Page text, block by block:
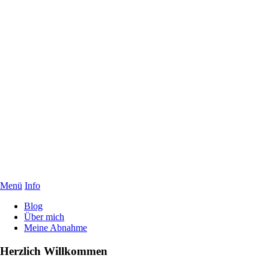
Menü Info
Blog
Über mich
Meine Abnahme
Herzlich Willkommen